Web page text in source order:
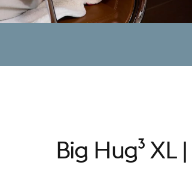
Big Hug³ XL